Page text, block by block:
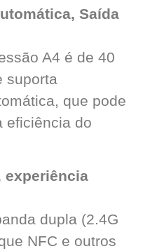
Saída
A4 é de 40
suporta
que pode
eficiência do
experiência
dupla (2.4G
NFC e outros